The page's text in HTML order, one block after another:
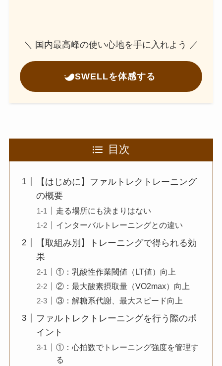
＼ 国内最高峰の使い心地を手に入れよう ／
SWELLを体感する
目次
【はじめに】ファルトレクトレーニング
の概要
走る場所にも決まりはない
インターバルトレーニングとの違い
【取組み別】トレーニングで得られる効
果
①：乳酸性作業閾値（LT値）向上
②：最大酸素摂取量（VO2max）向上
③：解糖系代謝、最大スピード向上
ファルトレクトレーニングを行う際のポ
イント
①：心拍数でトレーニング強度を管理す
る